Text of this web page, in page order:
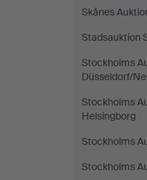
Skånes
Stadsauktion
Stockholms
Düsseldorf/
Stockholms
Helsingborg
Stockholms
Stockholms